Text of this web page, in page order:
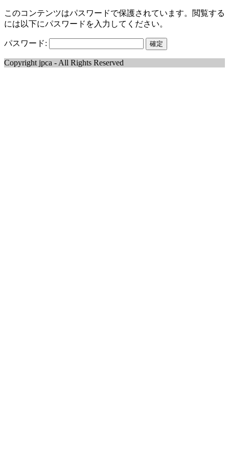
このコンテンツはパスワードで保護されています。閲覧する
には以下にパスワードを入力してください。
パスワード:
Copyright jpca - All Rights Reserved